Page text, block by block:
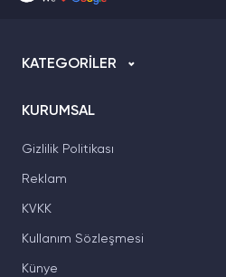
KATEGORİLER
KURUMSAL
Gizlilik Politikası
Reklam
KVKK
Kullanım Sözleşmesi
Künye